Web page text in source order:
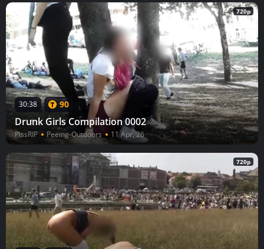
720p
30:38 90
Drunk Girls Compilation 0002
PissRIP Peeing-Outdoors 11 Apr, 26
720p